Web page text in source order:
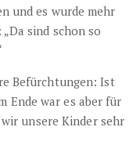
und es wurde mehr
sind schon so
Befürchtungen: Ist
Ende war es aber für
unsere Kinder sehr